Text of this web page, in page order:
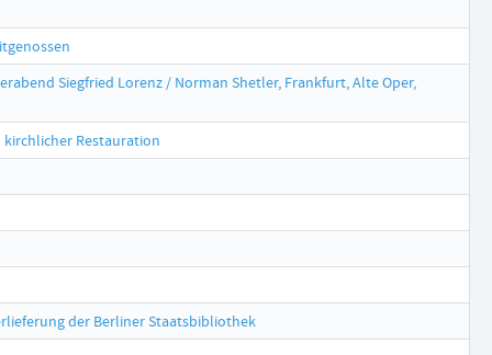
Siegfried Lorenz / Norman Shetler, Frankfurt, Alte Oper,
Restauration
der Berliner Staatsbibliothek